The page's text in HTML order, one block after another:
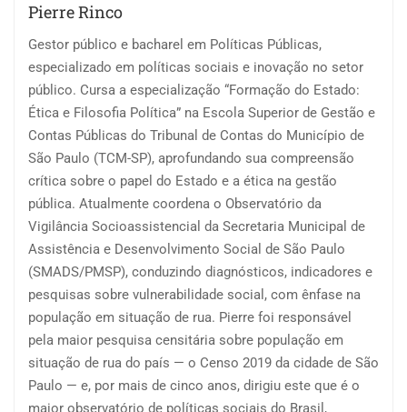
Pierre Rinco
Gestor público e bacharel em Políticas Públicas,
especializado em políticas sociais e inovação no setor
público. Cursa a especialização “Formação do Estado:
Ética e Filosofia Política” na Escola Superior de Gestão e
Contas Públicas do Tribunal de Contas do Município de
São Paulo (TCM-SP), aprofundando sua compreensão
crítica sobre o papel do Estado e a ética na gestão
pública. Atualmente coordena o Observatório da
Vigilância Socioassistencial da Secretaria Municipal de
Assistência e Desenvolvimento Social de São Paulo
(SMADS/PMSP), conduzindo diagnósticos, indicadores e
pesquisas sobre vulnerabilidade social, com ênfase na
população em situação de rua. Pierre foi responsável
pela maior pesquisa censitária sobre população em
situação de rua do país — o Censo 2019 da cidade de São
Paulo — e, por mais de cinco anos, dirigiu este que é o
maior observatório de políticas sociais do Brasil,